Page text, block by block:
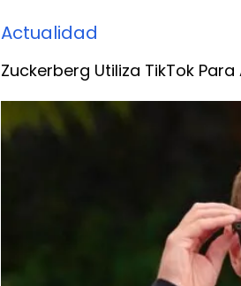
Actualidad
Zuckerberg Utiliza TikTok